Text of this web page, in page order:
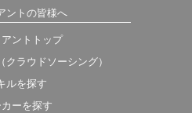
ントの皆様へ
ントトップ
クラウドソーシング）
ルを探す
ーを探す